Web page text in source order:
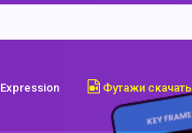
Expression Футажи скачать